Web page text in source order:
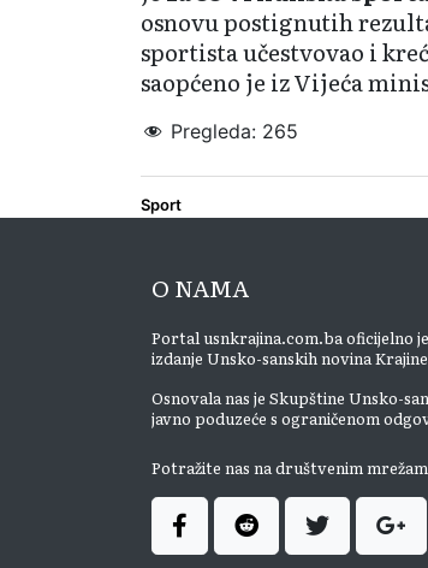
osnovu postignutih
sportista učestvovao i
saopćeno je iz Vijeća
Pregleda: 265
Sport
O NAMA
Portal usnkrajina.com.ba oficijelno
izdanje Unsko-sanskih novina Krajine
Osnovala nas je Skupštine Unsko-
javno poduzeće s ograničenom
Potražite nas na društvenim